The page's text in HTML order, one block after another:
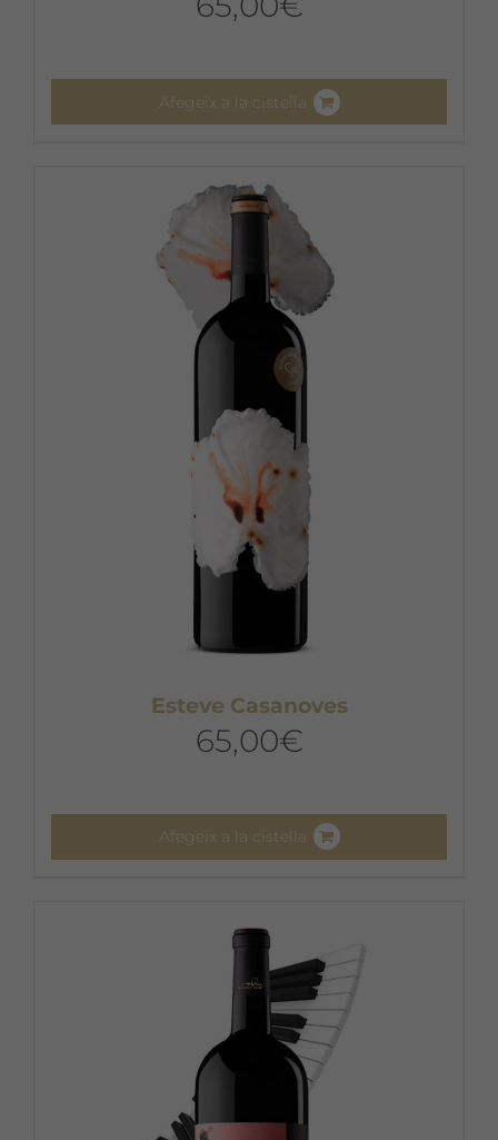
Afegeix a la cistella
Esteve Casanoves
65,00€
Afegeix a la cistella